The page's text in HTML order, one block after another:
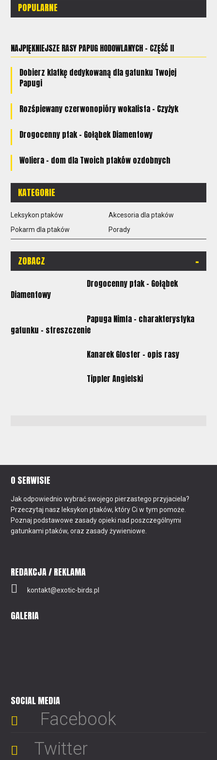
POPULARNE
NAJPIĘKNIEJSZE RASY PAPUG HODOWLANYCH - CZĘŚĆ II
Dobierz klatkę dedykowaną dla gatunku Twojej
Papugi
Rozśpiewany czerwonopióry wokalista - Czyżyk
Drogocenny ptak - Gołąbek Diamentowy
Woliera - dom dla Twoich ptaków ozdobnych
KATEGORIE
Leksykon ptaków
Akcesoria dla ptaków
Pokarm dla ptaków
Porady
ZOBACZ -
Drogocenny ptak - Gołąbek
Diamentowy
Papuga Nimfa - charakterystyka
gatunku - streszczenie
Kanarek Gloster - opis rasy
Tippler Angielski
O SERWISIE
Jak odpowiednio wybrać swojego pierzastego przyjaciela?
Przeczytaj nasz leksykon ptaków, który Ci w tym pomoże.
Poznaj podstawowe zasady opieki nad poszczególnymi
gatunkami ptaków, oraz zasady żywieniowe.
REDAKCJA / REKLAMA
kontakt@exotic-birds.pl
GALERIA
SOCIAL MEDIA
Facebook
Twitter